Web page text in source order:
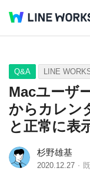
Q&A Tips
Q&A LINE
Macユーザ
からカレン
と正常に表
杉野雄基
2020.12.27